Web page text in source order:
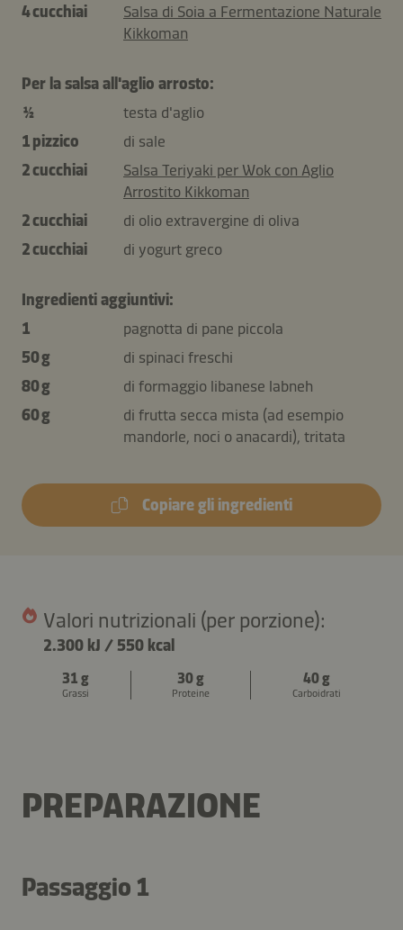
4 cucchiai
Salsa di Soia a Fermentazione Naturale
Kikkoman
Per la salsa all'aglio arrosto:
½
testa d'aglio
1 pizzico
di sale
2 cucchiai
Salsa Teriyaki per Wok con Aglio
Arrostito Kikkoman
2 cucchiai
di olio extravergine di oliva
2 cucchiai
di yogurt greco
Ingredienti aggiuntivi:
1
pagnotta di pane piccola
50 g
di spinaci freschi
80 g
di formaggio libanese labneh
60 g
di frutta secca mista (ad esempio
mandorle, noci o anacardi), tritata
Copiare gli ingredienti
Valori nutrizionali (per porzione):
2.300 kJ / 550 kcal
31 g
Grassi
30 g
Proteine
40 g
Carboidrati
PREPARAZIONE
Passaggio 1